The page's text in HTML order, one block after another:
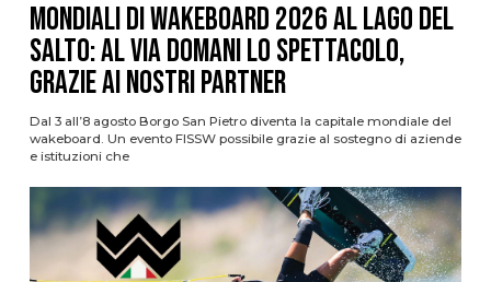
Mondiali di Wakeboard 2026 al Lago del
Salto: al via domani lo spettacolo,
grazie ai nostri Partner
Dal 3 all’8 agosto Borgo San Pietro diventa la capitale mondiale del
wakeboard. Un evento FISSW possibile grazie al sostegno di aziende
e istituzioni che